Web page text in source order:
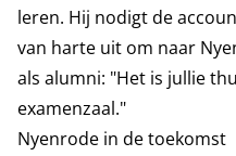
leren. Hij nodigt de
van harte uit om naar
als alumni: "Het is jullie
examenzaal."
Nyenrode in de toekomst